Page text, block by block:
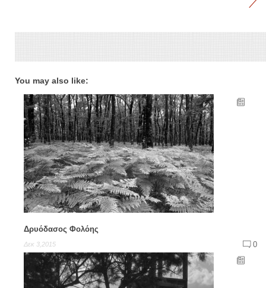
You may also like:
Δρυόδασος Φολόης
Δεκ 3,2015 0